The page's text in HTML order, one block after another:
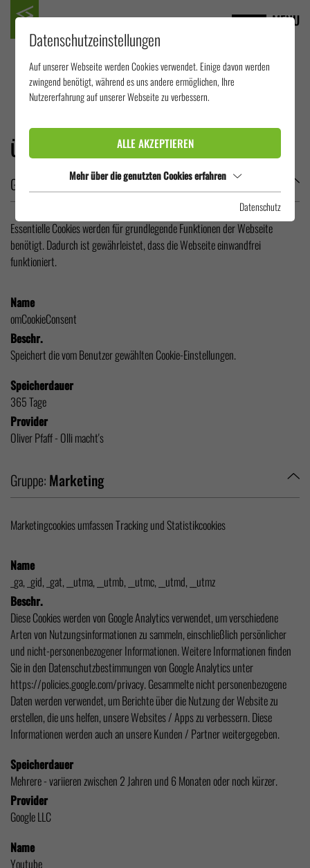
MENU
DATENSCHUTZ
ÜBERSICHT DER VERWENDETEN COOKIES
Gruppe: Essentiell
Essentielle Cookies werden für grundlegende Funktionen der Webseite
benötigt. Dadurch ist gewährleistet, dass die Webseite einwandfrei
funktioniert.
Name
omCookieConsent
Beschr.
Speichert die vom Benutzer gewählten Cookie-Einstellungen.
Speicherdauer
365 Tage
Provider
Oliver Pfaff - Olli macht's
Gruppe: Marketing
Marketingcookies umfassen Tracking und Statistikcookies
Name
_ga, _gid, _gat, __utma, __utmb, __utmc, __utmd, __utmz
Beschr.
Diese Cookies werden von Google Analytics verwendet, um verschiedene
Arten von Nutzungsinformationen zu sammeln, einschließlich persönlicher
und nicht-personenbezogener Informationen. Weitere Informationen finden
Sie in den Datenschutzbestimmungen von Google Analytics unter
https://policies.google.com/privacy. Gesammelte nicht personenbezogene
Daten werden verwendet, um Berichte über die Nutzung der Website zu
erstellen, die uns helfen, unsere Websites / Apps zu verbessern. Diese
Informationen werden auch an unsere Kunden / Partner weitergegeben.
Speicherdauer
Mehrere - variieren zwischen 2 Jahren und 6 Monaten oder noch kürzer.
Provider
Google LLC
Name
Youtube
Datenschutzeinstellungen
Auf unserer Webseite werden Cookies verwendet. Einige davon werden
zwingend benötigt, während es uns andere ermöglichen, Ihre
Nutzererfahrung auf unserer Webseite zu verbessern.
ALLE AKZEPTIEREN
Mehr über die genutzten Cookies erfahren
Datenschutz